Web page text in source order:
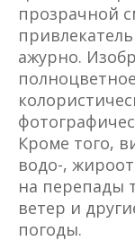
прозрачной
ажурно.
Кроме того,
водо-,
на перепады
ветер и
погоды.